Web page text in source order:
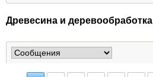
Древесина и деревообработка